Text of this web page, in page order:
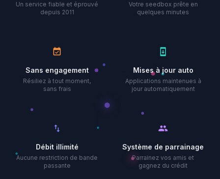
Un service fiable et éprouvé
depuis 2011
Votre seedbox prête en
quelques minutes
event_available
Sans engagement
Résiliez à tout moment,
sans frais
system_update
Mises à jour auto
Applications maintenues à
jour automatiquement
swap_vert
Débit illimité
Aucune restriction de bande
passante
people
Système de parrainage
Parrainez vos amis et
gagnez du crédit